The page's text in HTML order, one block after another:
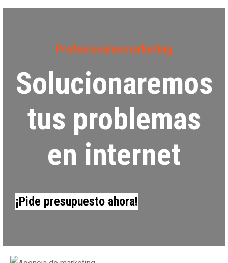
ó
Profesionalesmarketing
Solucionaremos
tus problemas
en internet
¡Pide presupuesto ahora!